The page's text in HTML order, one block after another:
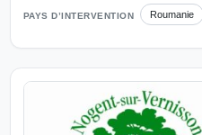
PAYS D’INTERVENTION Roumanie